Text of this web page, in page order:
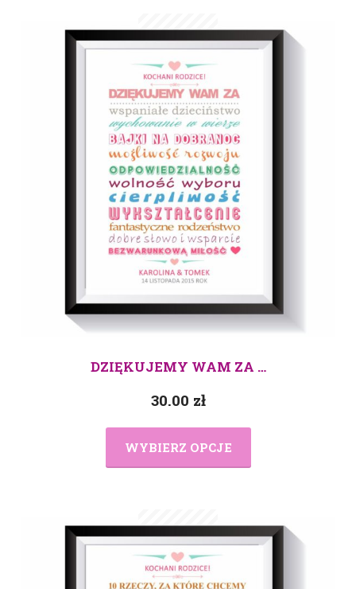
DZIĘKUJEMY WAM ZA …
30.00 zł
WYBIERZ OPCJE